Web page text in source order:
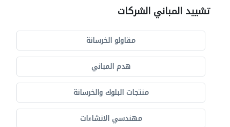
تشييد المباني الشركات
مقاولو الخرسانة
هدم المباني
منتجات البلوك والخرسانة
مهندسي الانشاءات